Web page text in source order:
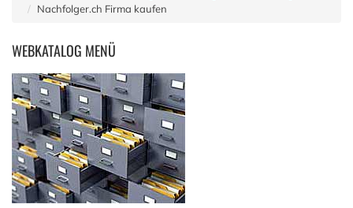
Nachfolger.ch Firma kaufen
WEBKATALOG MENÜ